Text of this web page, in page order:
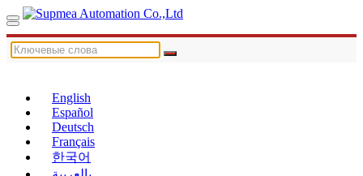
English
Español
Deutsch
Français
한국어